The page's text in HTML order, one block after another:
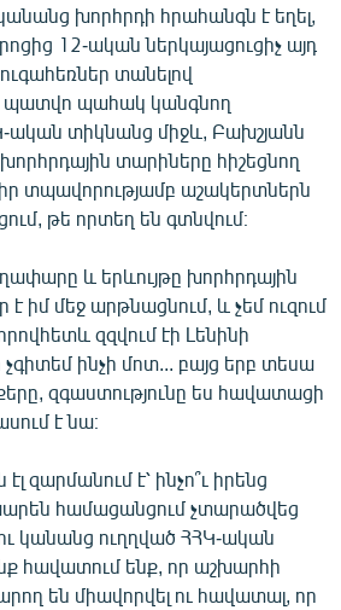
խորհրդի հրահանգն է եղել,
12-ական ներկայացուցիչ այդ
տանելով
պատվո պահակ կանգնող
ական տիկնանց միջև, Բախշյանն
տարիները հիշեցնող
իր տպավորությամբ աշակերտներն
թե որտեղ են գտնվում։
և երևույթը խորհրդային
է իմ մեջ արթնացնում, և չեմ ուզում
զզվում էի Լենինի
ինչի մոտ... բայց երբ տեսա
զգաստությունը ես հավատացի
է նա։
զարմանում է՝ ինչո՞ւ իրենց
համացանցում չտարածվեց
կանանց ուղղված ՀՀԿ-ական
հավատում ենք, որ աշխարհի
են միավորվել ու հավատալ, որ